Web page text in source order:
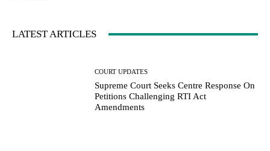
LATEST ARTICLES
COURT UPDATES
Supreme Court Seeks Centre Response On
Petitions Challenging RTI Act
Amendments